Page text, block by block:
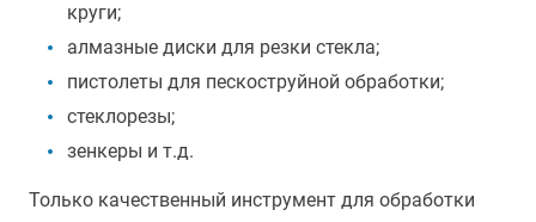
круги;
алмазные диски для резки стекла;
пистолеты для пескоструйной обработки;
стеклорезы;
зенкеры и т.д.
Только качественный инструмент для обработки